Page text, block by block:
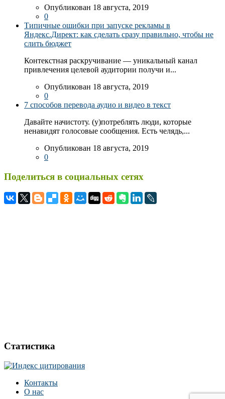
Опубликован 18 августа, 2019
0
Типичные ошибки при запуске рекламы в
Яндекс.Директ: как сделать сразу правильно, чтобы не
слить бюджет
Контекстная раскручивание — уникальный канал
привлечения целевой аудитории получи и...
Опубликован 18 августа, 2019
0
7 способов перевода аудио и видео в текст
Давайте начистоту. (у)потреблять люди, которые
ненавидят голосовые сообщения. Есть челядь,...
Опубликован 18 августа, 2019
0
Поделиться в социальных сетях
Статистика
Контакты
О нас